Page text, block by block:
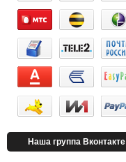
Наша группа Вконтакте